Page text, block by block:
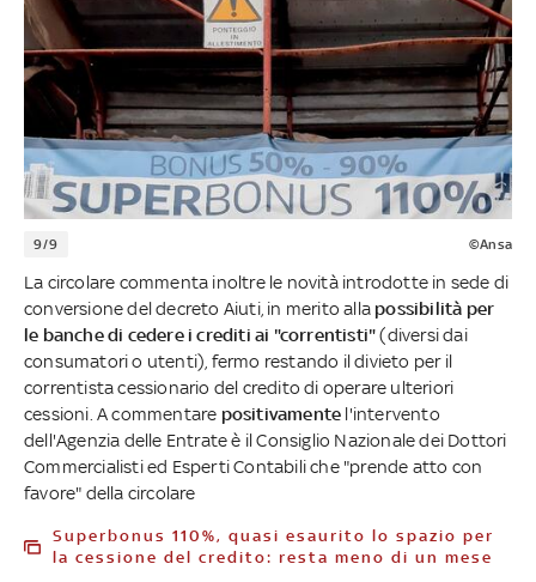
9/9 ©Ansa
La circolare commenta inoltre le novità introdotte in sede di
conversione del decreto Aiuti, in merito alla possibilità per
le banche di cedere i crediti ai "correntisti"(diversi dai
consumatori o utenti), fermo restando il divieto per il
correntista cessionario del credito di operare ulteriori
cessioni. A commentare positivamente l'intervento
dell'Agenzia delle Entrate è il Consiglio Nazionale dei Dottori
Commercialisti ed Esperti Contabili che "prende atto con
favore" della circolare
Superbonus 110%, quasi esaurito lo spazio per
la cessione del credito: resta meno di un mese